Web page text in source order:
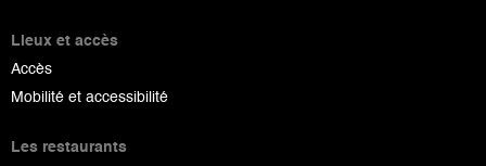
Lieux et accès
Accès
Mobilité et accessibilité
Les restaurants